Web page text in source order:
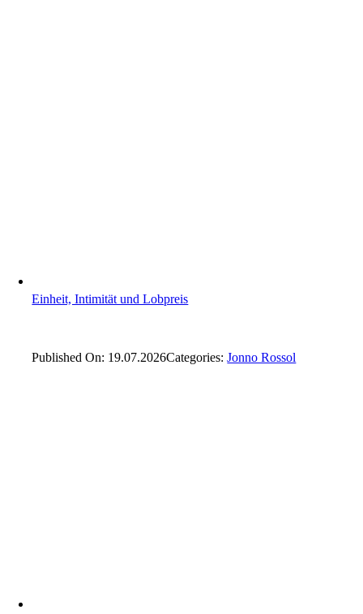
Einheit, Intimität und Lobpreis
Published On: 19.07.2026Categories:Jonno Rossol